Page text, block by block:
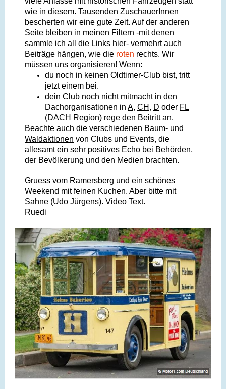
wie in diesem. Tausenden ZuschauerInnen
bescherten wir eine gute Zeit. Auf der anderen
Seite bleiben in meinen Filtern -mit denen
sammle ich all die Links hier- vermehrt auch
Beiträge hängen, wie die roten rechts. Wir
müssen uns organisieren! Wenn:
du noch in keinen Oldtimer-Club bist, tritt
jetzt einem bei.
dein Club noch nicht mitmacht in den
Dachorganisationen in A, CH , D oder FL
(DACH Region) rege den Beitritt an.
Beachte auch die verschiedenen Baum- und
Waldaktionen von Clubs und Events, die
allesamt ein sehr positives Echo bei Behörden,
der Bevölkerung und den Medien brachten.
Gruess vom Ramersberg und ein schönes
Weekend mit feinen Kuchen. Aber bitte mit
Sahne (Udo Jürgens). Video Text.
Ruedi